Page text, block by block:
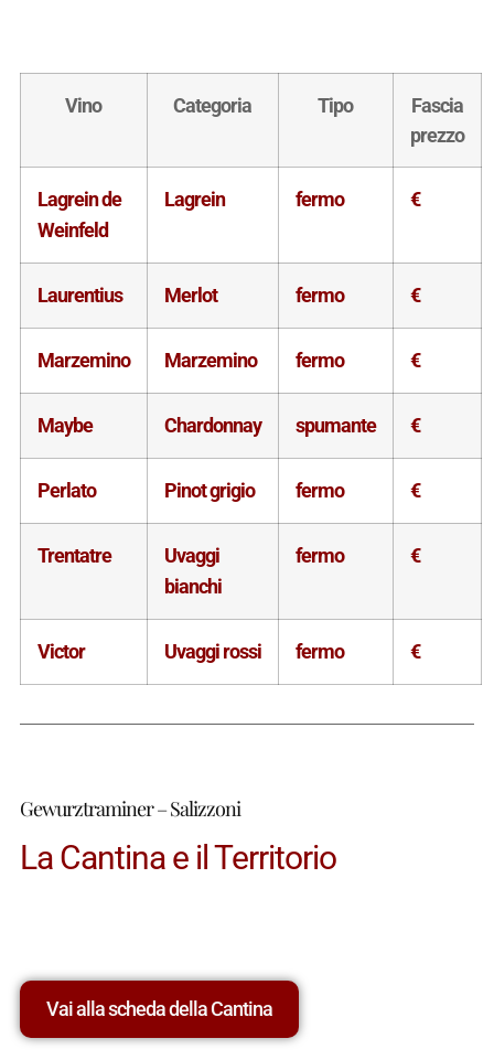
Vino Categoria Tipo
Fascia
prezzo
Lagrein de
Weinfeld
Lagrein fermo €
Laurentius Merlot fermo €
Marzemino Marzemino fermo €
Maybe Chardonnay spumante €
Perlato Pinot grigio fermo €
Trentatre
Uvaggi
bianchi
fermo €
Victor Uvaggi rossi fermo €
Gewurztraminer – Salizzoni
La Cantina e il Territorio
Vai alla scheda della Cantina